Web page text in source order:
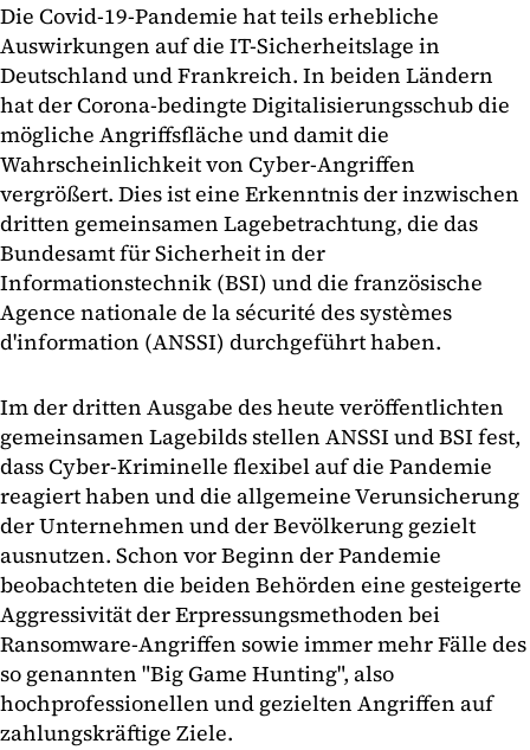
Die Covid-19-Pandemie hat teils erhebliche
Auswirkungen auf die IT-Sicherheitslage in
Deutschland und Frankreich. In beiden Ländern
hat der Corona-bedingte Digitalisierungsschub die
mögliche Angriffsfläche und damit die
Wahrscheinlichkeit von Cyber-Angriffen
vergrößert. Dies ist eine Erkenntnis der inzwischen
dritten gemeinsamen Lagebetrachtung, die das
Bundesamt für Sicherheit in der
Informationstechnik (BSI) und die französische
Agence nationale de la sécurité des systèmes
d'information (ANSSI) durchgeführt haben.
Im der dritten Ausgabe des heute veröffentlichten
gemeinsamen Lagebilds stellen ANSSI und BSI fest,
dass Cyber-Kriminelle flexibel auf die Pandemie
reagiert haben und die allgemeine Verunsicherung
der Unternehmen und der Bevölkerung gezielt
ausnutzen. Schon vor Beginn der Pandemie
beobachteten die beiden Behörden eine gesteigerte
Aggressivität der Erpressungsmethoden bei
Ransomware-Angriffen sowie immer mehr Fälle des
so genannten "Big Game Hunting", also
hochprofessionellen und gezielten Angriffen auf
zahlungskräftige Ziele.